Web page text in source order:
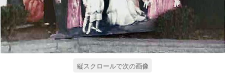
縦スクロールで次の画像